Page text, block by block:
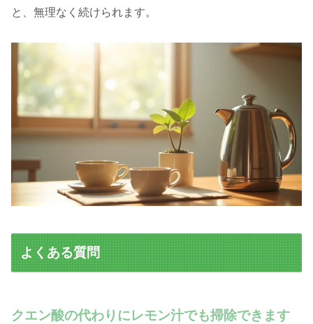
と、無理なく続けられます。
よくある質問
クエン酸の代わりにレモン汁でも掃除できます